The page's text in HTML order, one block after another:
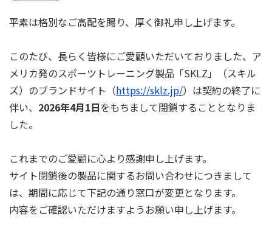
平素は格別なご高配を賜り、厚く御礼申し上げます。
このたび、長らく皆様にご愛顧いただいておりました、ア
メリカ発のスポーツトレーニング製品「SKLZ」（スキル
ズ）のブランドサイト（https://sklz.jp/）は契約の終了に
伴い、 2026年4月1日をもちまして閉鎖することとなりま
した。
これまでのご愛顧に心より感謝申し上げます。
サイト閉鎖後の製品に関するお問い合わせにつきまして
は、期間に応じて下記の通り窓口が変更となります。
内容をご確認いただけますようお願い申し上げます。